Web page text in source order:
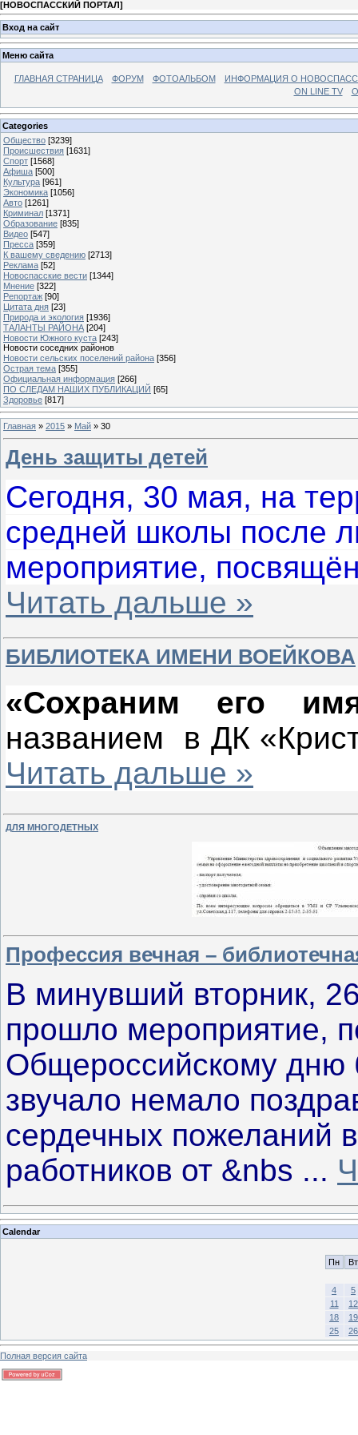
[НОВОСПАССКИЙ ПОРТАЛ]
Вход на сайт
Меню сайта
ГЛАВНАЯ СТРАНИЦА ФОРУМ ФОТОАЛЬБОМ
ИНФОРМАЦИЯ О
ON LINE TV
Categories
Общество [3239]
Происшествия [1631]
Спорт [1568]
Афиша [500]
Культура [961]
Экономика [1056]
Авто [1261]
Криминал [1371]
Образование [835]
Видео [547]
Пресса [359]
К вашему сведению [2713]
Реклама [52]
Новоспасские вести [1344]
Мнение [322]
Репортаж [90]
Цитата дня [23]
Природа и экология [1936]
ТАЛАНТЫ РАЙОНА [204]
Новости Южного куста [243]
Новости соседних районов
Новости сельских поселений района [356]
Острая тема [355]
Официальная информация [266]
ПО СЛЕДАМ НАШИХ ПУБЛИКАЦИЙ [65]
Здоровье [817]
Главная » 2015 » Май » 30
День защиты детей
Сегодня, 30 мая, на
средней школы после
мероприятие,
Читать дальше »
БИБЛИОТЕКА ИМЕНИ ВОЕЙКОВА
«Сохраним его
названием в ДК
Читать дальше »
ДЛЯ МНОГОДЕТНЫХ
Профессия вечная –
В минувший вторник,
прошло мероприятие,
Общероссийскому дню
звучало немало
сердечных пожеланий
работников от &nbs ...
Calendar
Пн Вт
4
5
11
12
18
19
25
26
Полная версия сайта